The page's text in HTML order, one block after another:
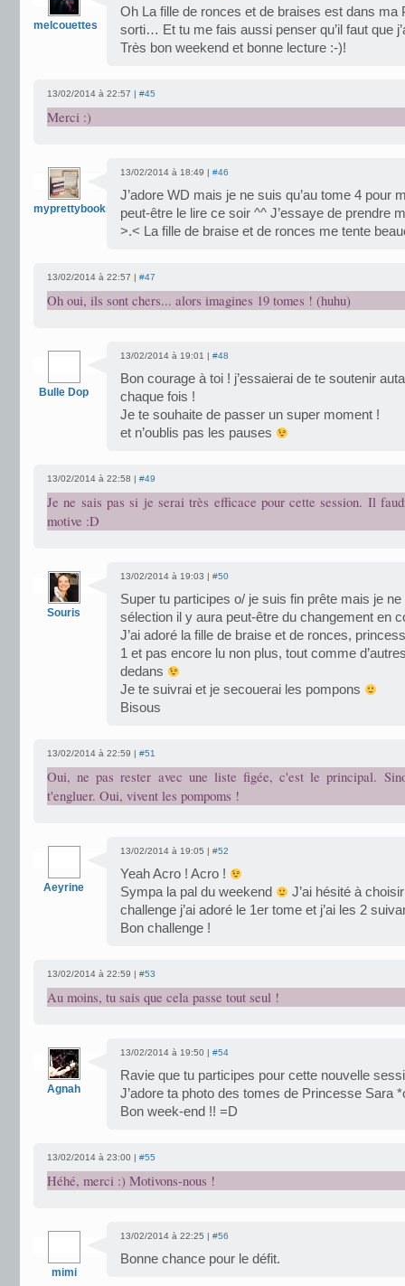
melcouettes
Oh La fille de ronces et de braises est dans ma
sorti… Et tu me fais aussi penser qu’il faut que
Très bon weekend et bonne lecture :-)!
13/02/2014 à 22:57 | #45
Merci :)
myprettybooks
13/02/2014 à 18:49 | #46
J’adore WD mais je ne suis qu’au tome 4 pour
peut-être le lire ce soir ^^ J’essaye de prendre
>.< La fille de braise et de ronces me tente
13/02/2014 à 22:57 | #47
Oh oui, ils sont chers... alors imagines 19 tomes ! (huhu)
Bulle Dop
13/02/2014 à 19:01 | #48
Bon courage à toi ! j’essaierai de te soutenir
chaque fois !
Je te souhaite de passer un super moment !
et n’oublis pas les pauses
13/02/2014 à 22:58 | #49
Je ne sais pas si je serai très efficace pour cette session. Il
motive :D
Souris
13/02/2014 à 19:03 | #50
Super tu participes o/ je suis fin prête mais je
sélection il y aura peut-être du changement en
J’ai adoré la fille de braise et de ronces,
1 et pas encore lu non plus, tout comme
dedans
Je te suivrai et je secouerai les pompons
Bisous
13/02/2014 à 22:59 | #51
Oui, ne pas rester avec une liste figée, c'est le principal.
t'engluer. Oui, vivent les pompoms !
Aeyrine
13/02/2014 à 19:05 | #52
Yeah Acro ! Acro !
Sympa la pal du weekend
J’ai hésité à
challenge j’ai adoré le 1er tome et j’ai les 2
Bon challenge !
13/02/2014 à 22:59 | #53
Au moins, tu sais que cela passe tout seul !
Agnah
13/02/2014 à 19:50 | #54
Ravie que tu participes pour cette nouvelle
J’adore ta photo des tomes de Princesse Sara
Bon week-end !! =D
13/02/2014 à 23:00 | #55
Héhé, merci :) Motivons-nous !
mimi
13/02/2014 à 22:25 | #56
Bonne chance pour le défit.